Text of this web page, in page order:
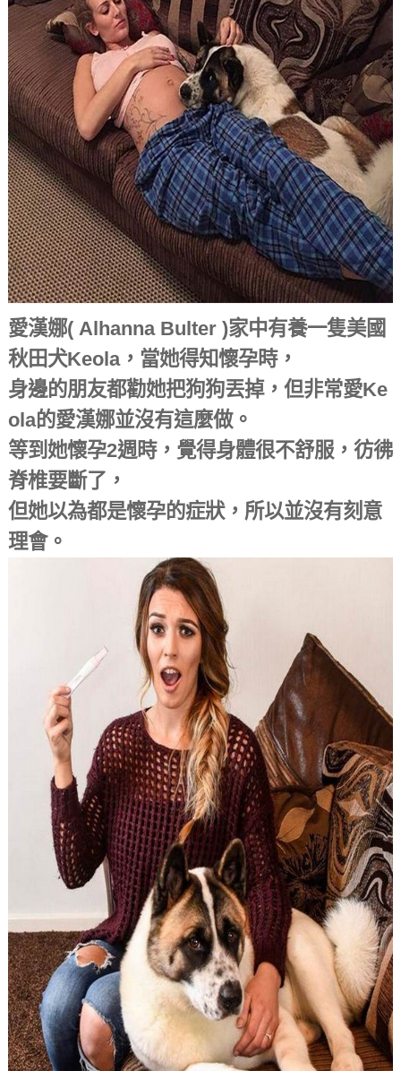
愛漢娜( Alhanna Bulter )家中有養一隻美國
秋田犬Keola，當她得知懷孕時，
身邊的朋友都勸她把狗狗丟掉，但非常愛Ke
ola的愛漢娜並沒有這麼做。
等到她懷孕2週時，覺得身體很不舒服，彷彿
脊椎要斷了，
但她以為都是懷孕的症狀，所以並沒有刻意
理會。